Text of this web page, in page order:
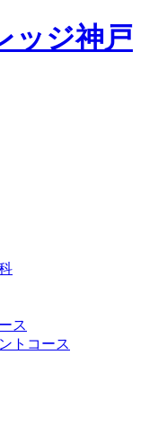
ッジ神戸
ス
トコース